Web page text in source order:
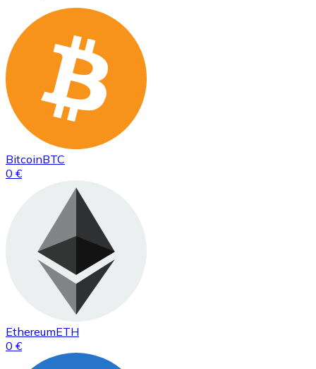
BitcoinBTC
0 €
EthereumETH
0 €